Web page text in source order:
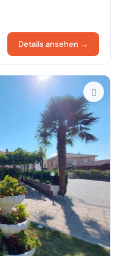
Details ansehen →